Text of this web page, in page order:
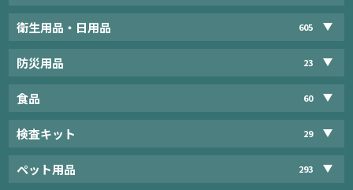
衛生用品・日用品 605
防災用品 23
食品 60
検査キット 29
ペット用品 293